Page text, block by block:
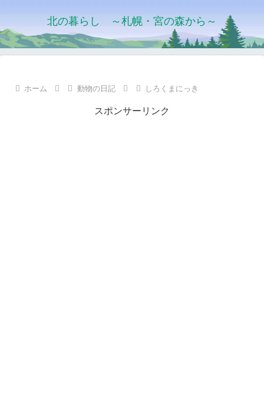
北の暮らし ～札幌・宮の森から～
ホーム 動物の日記 しろくまにっき
スポンサーリンク